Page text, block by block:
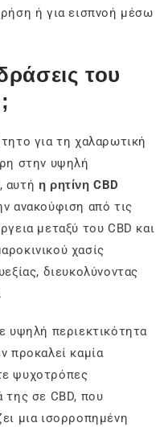
ή για εισπνοή μέσω
του
για τη χαλαρωτική
στην υψηλή
αυτή η ρητίνη CBD
ανακούφιση από τις
μεταξύ του CBD και
χασίς
διευκολύνοντας
υψηλή περιεκτικότητα
προκαλεί καμία
ψυχοτρόπες
της σε CBD, που
μια ισορροπημένη